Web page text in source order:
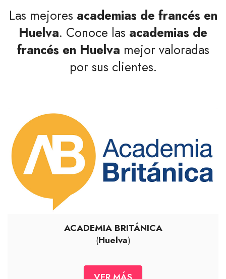
Las mejores academias de francés en
Huelva. Conoce las academias de
francés en Huelva mejor valoradas
por sus clientes.
ACADEMIA BRITÁNICA
(Huelva)